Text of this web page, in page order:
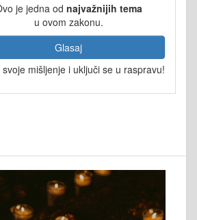
je jedna od najvažnijih tema
u ovom zakonu.
Glasaj
mišljenje i uključi se u raspravu!